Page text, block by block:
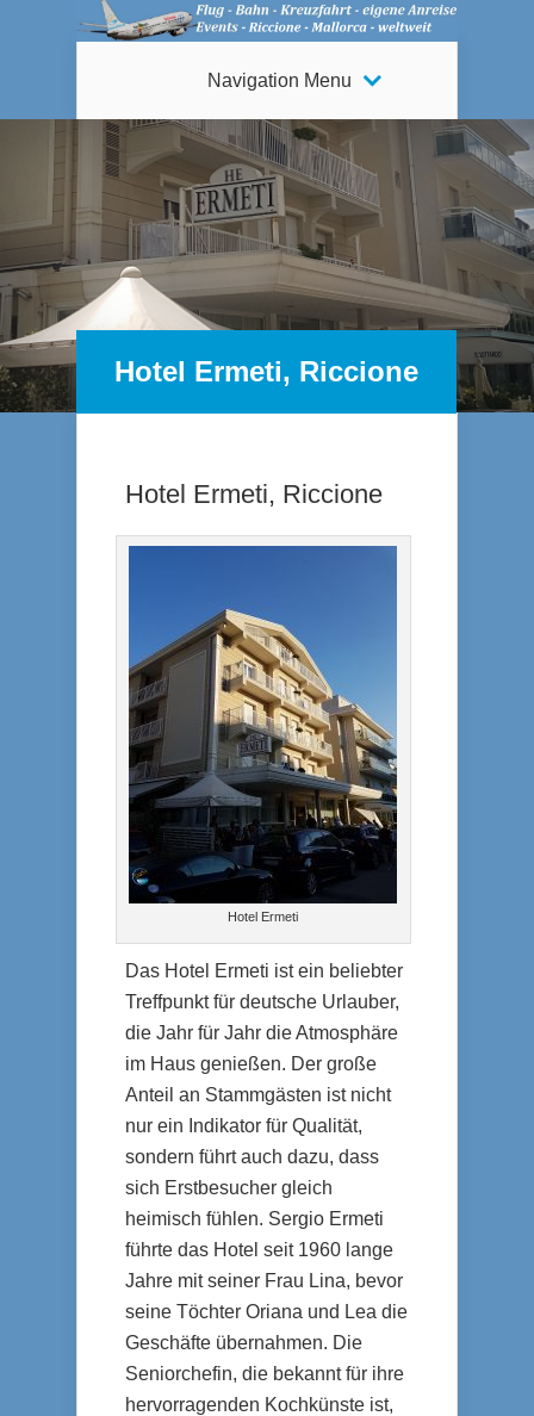
Navigation Menu
Hotel Ermeti, Riccione
Hotel Ermeti, Riccione
Hotel Ermeti
Das Hotel Ermeti ist ein beliebter
Treffpunkt für deutsche Urlauber,
die Jahr für Jahr die Atmosphäre
im Haus genießen. Der große
Anteil an Stammgästen ist nicht
nur ein Indikator für Qualität,
sondern führt auch dazu, dass
sich Erstbesucher gleich
heimisch fühlen. Sergio Ermeti
führte das Hotel seit 1960 lange
Jahre mit seiner Frau Lina, bevor
seine Töchter Oriana und Lea die
Geschäfte übernahmen. Die
Seniorchefin, die bekannt für ihre
hervorragenden Kochkünste ist,